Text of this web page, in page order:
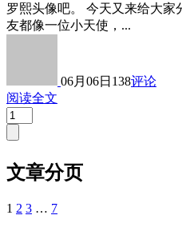
罗熙头像吧。 今天又来给大家
友都像一位小天使，...
06月06日 138评论
阅读全文
文章分页
1 2 3 … 7